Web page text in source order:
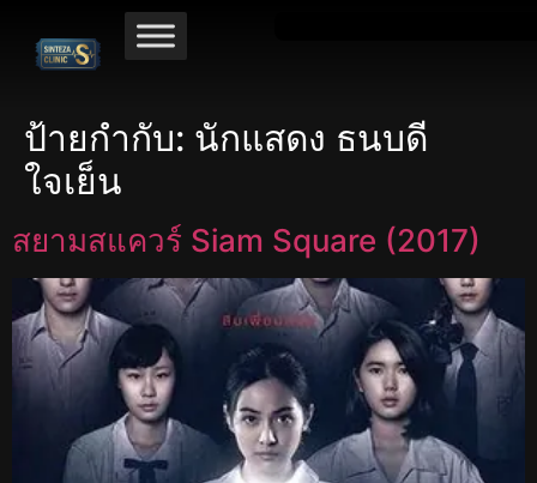
ป้ายกำกับ: นักแสดง ธนบดี
ใจเย็น
สยามสแควร์ Siam Square (2017)